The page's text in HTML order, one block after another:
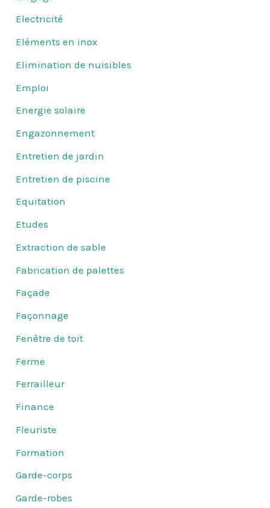
Electricité
Eléments en inox
Elimination de nuisibles
Emploi
Energie solaire
Engazonnement
Entretien de jardin
Entretien de piscine
Equitation
Etudes
Extraction de sable
Fabrication de palettes
Façade
Façonnage
Fenêtre de toit
Ferme
Ferrailleur
Finance
Fleuriste
Formation
Garde-corps
Garde-robes